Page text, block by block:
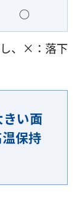
○
、×：落下
い面
保持